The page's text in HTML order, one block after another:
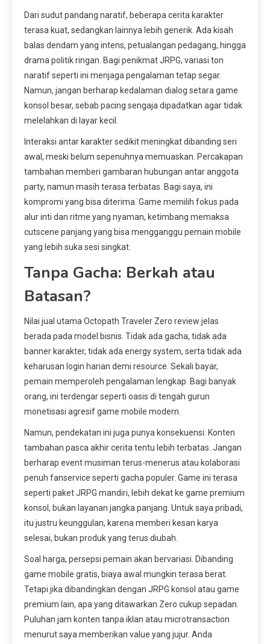
Dari sudut pandang naratif, beberapa cerita karakter
terasa kuat, sedangkan lainnya lebih generik. Ada kisah
balas dendam yang intens, petualangan pedagang, hingga
drama politik ringan. Bagi penikmat JRPG, variasi ton
naratif seperti ini menjaga pengalaman tetap segar.
Namun, jangan berharap kedalaman dialog setara game
konsol besar, sebab pacing sengaja dipadatkan agar tidak
melelahkan di layar kecil.
Interaksi antar karakter sedikit meningkat dibanding seri
awal, meski belum sepenuhnya memuaskan. Percakapan
tambahan memberi gambaran hubungan antar anggota
party, namun masih terasa terbatas. Bagi saya, ini
kompromi yang bisa diterima. Game memilih fokus pada
alur inti dan ritme yang nyaman, ketimbang memaksa
cutscene panjang yang bisa mengganggu pemain mobile
yang lebih suka sesi singkat.
Tanpa Gacha: Berkah atau
Batasan?
Nilai jual utama Octopath Traveler Zero review jelas
berada pada model bisnis. Tidak ada gacha, tidak ada
banner karakter, tidak ada energy system, serta tidak ada
keharusan login harian demi resource. Sekali bayar,
pemain memperoleh pengalaman lengkap. Bagi banyak
orang, ini terdengar seperti oasis di tengah gurun
monetisasi agresif game mobile modern.
Namun, pendekatan ini juga punya konsekuensi. Konten
tambahan pasca akhir cerita tentu lebih terbatas. Jangan
berharap event musiman terus-menerus atau kolaborasi
penuh fanservice seperti gacha populer. Game ini terasa
seperti paket JRPG mandiri, lebih dekat ke game premium
konsol, bukan layanan jangka panjang. Untuk saya pribadi,
itu justru keunggulan, karena memberi kesan karya
selesai, bukan produk yang terus diubah.
Soal harga, persepsi pemain akan bervariasi. Dibanding
game mobile gratis, biaya awal mungkin terasa berat.
Tetapi jika dibandingkan dengan JRPG konsol atau game
premium lain, apa yang ditawarkan Zero cukup sepadan.
Puluhan jam konten tanpa iklan atau microtransaction
menurut saya memberikan value yang jujur. Anda